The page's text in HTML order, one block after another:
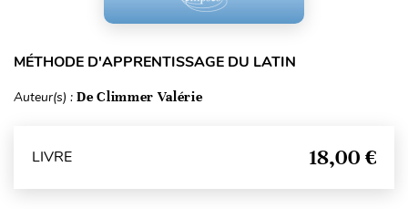
MÉTHODE D'APPRENTISSAGE DU LATIN
Auteur(s) : De Climmer Valérie
LIVRE 18,00 €